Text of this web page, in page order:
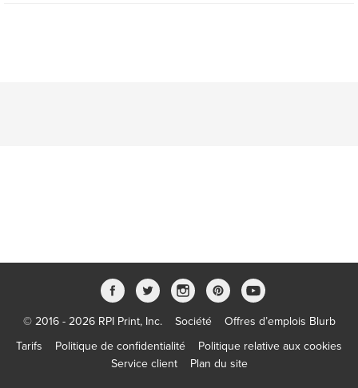
© 2016 - 2026 RPI Print, Inc. Société
Offres d’emplois Blurb
Tarifs
Politique de confidentialité
Politique relative aux cookies
Service client
Plan du site